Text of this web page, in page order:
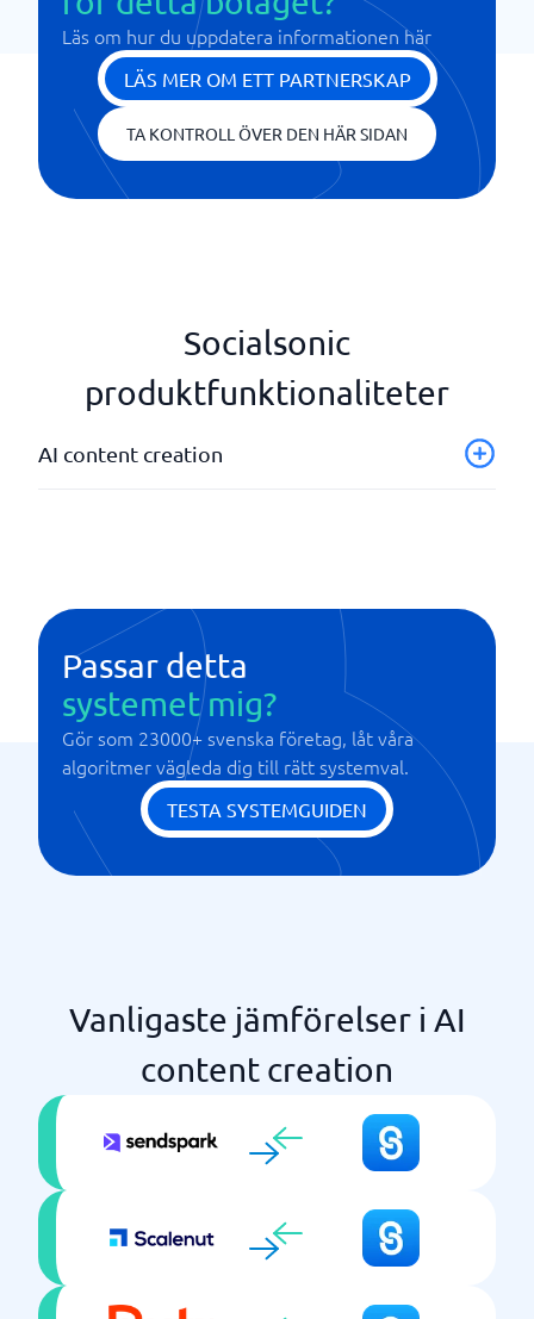
Läs om hur du uppdatera informationen här
LÄS MER OM ETT PARTNERSKAP
TA KONTROLL ÖVER DEN HÄR SIDAN
Socialsonic
produktfunktionaliteter
AI content creation
Passar detta
systemet mig?
Gör som 23000+ svenska företag, låt våra
algoritmer vägleda dig till rätt systemval.
TESTA SYSTEMGUIDEN
Vanligaste jämförelser i AI
content creation